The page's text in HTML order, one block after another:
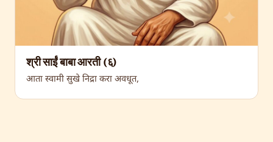
श्री साईं बाबा आरती (६)
आता स्वामी सुखे निद्रा करा अवधूत,